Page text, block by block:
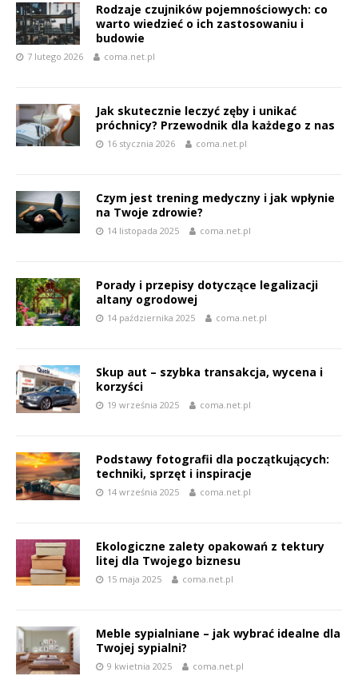
Rodzaje czujników pojemnościowych: co
warto wiedzieć o ich zastosowaniu i
budowie
7 lutego 2026 coma.net.pl
Jak skutecznie leczyć zęby i unikać
próchnicy? Przewodnik dla każdego z nas
16 stycznia 2026 coma.net.pl
Czym jest trening medyczny i jak wpłynie
na Twoje zdrowie?
14 listopada 2025 coma.net.pl
Porady i przepisy dotyczące legalizacji
altany ogrodowej
14 października 2025 coma.net.pl
Skup aut – szybka transakcja, wycena i
korzyści
19 września 2025 coma.net.pl
Podstawy fotografii dla początkujących:
techniki, sprzęt i inspiracje
14 września 2025 coma.net.pl
Ekologiczne zalety opakowań z tektury
litej dla Twojego biznesu
15 maja 2025 coma.net.pl
Meble sypialniane – jak wybrać idealne dla
Twojej sypialni?
9 kwietnia 2025 coma.net.pl